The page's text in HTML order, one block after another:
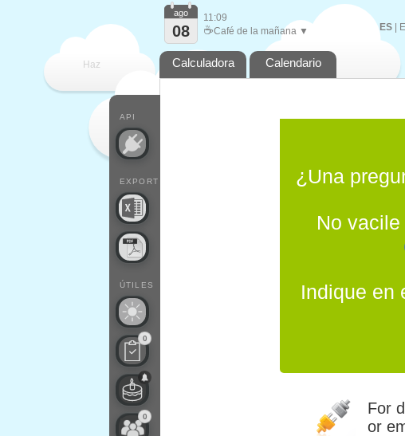
Haz
ES
API
EXPORT
ÚTILES
0
0
ago
08
11:09
☕Café de la mañana ▼
Calculadora Calendario
¿Una
No
Indique en
For
or